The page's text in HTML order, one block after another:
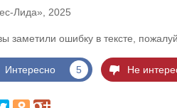
Лида», 2025
заметили ошибку в тексте,
Интересно 5 Не